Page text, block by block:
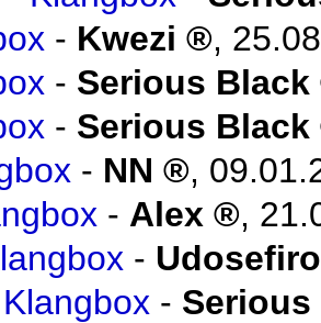
- Kwezi ,
- Serious Black
- Serious Black
- NN ,
- Alex ,
-
Klangbox -